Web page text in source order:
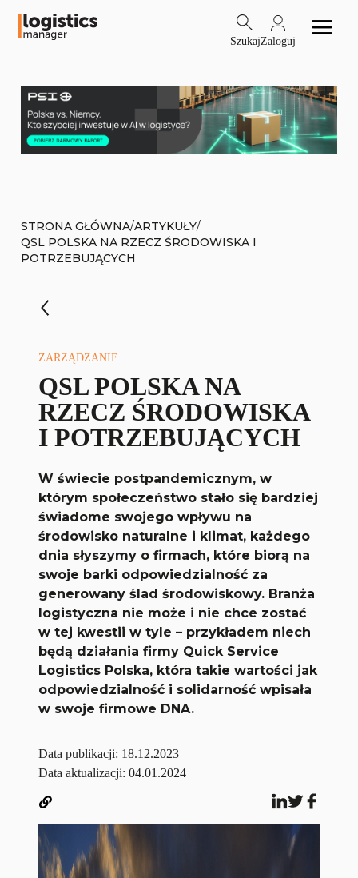
SzukajZaloguj
STRONA GŁÓWNA/ARTYKUŁY/
QSL POLSKA NA RZECZ ŚRODOWISKA I
POTRZEBUJĄCYCH
ZARZĄDZANIE
QSL POLSKA NA
RZECZ ŚRODOWISKA
I POTRZEBUJĄCYCH
W świecie postpandemicznym, w
którym społeczeństwo stało się bardziej
świadome swojego wpływu na
środowisko naturalne i klimat, każdego
dnia słyszymy o firmach, które biorą na
swoje barki odpowiedzialność za
generowany ślad środowiskowy. Branża
logistyczna nie może i nie chce zostać
w tej kwestii w tyle – przykładem niech
będą działania firmy Quick Service
Logistics Polska, która takie wartości jak
odpowiedzialność i solidarność wpisała
w swoje firmowe DNA.
Data publikacji: 18.12.2023
Data aktualizacji: 04.01.2024